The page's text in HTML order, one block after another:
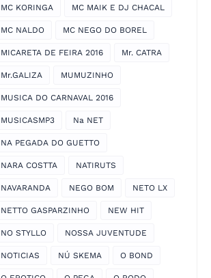
MC KORINGA MC MAIK E DJ CHACAL
MC NALDO MC NEGO DO BOREL
MICARETA DE FEIRA 2016 Mr. CATRA
Mr.GALIZA MUMUZINHO
MUSICA DO CARNAVAL 2016
MUSICASMP3 Na NET
NA PEGADA DO GUETTO
NARA COSTTA NATIRUTS
NAVARANDA NEGO BOM NETO LX
NETTO GASPARZINHO NEW HIT
NO STYLLO NOSSA JUVENTUDE
NOTICIAS NÚ SKEMA O BOND